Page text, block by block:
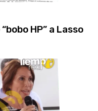
HP” a Lasso